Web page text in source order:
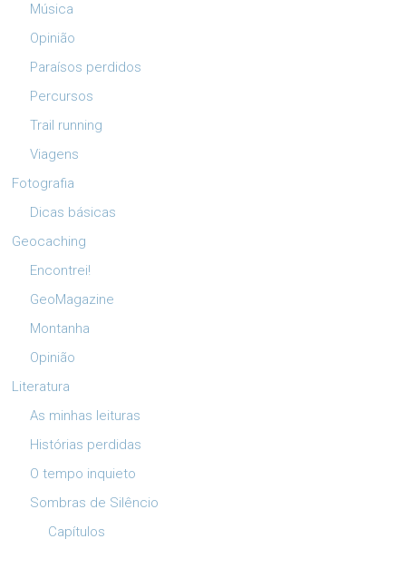
Música
Opinião
Paraísos perdidos
Percursos
Trail running
Viagens
Fotografia
Dicas básicas
Geocaching
Encontrei!
GeoMagazine
Montanha
Opinião
Literatura
As minhas leituras
Histórias perdidas
O tempo inquieto
Sombras de Silêncio
Capítulos